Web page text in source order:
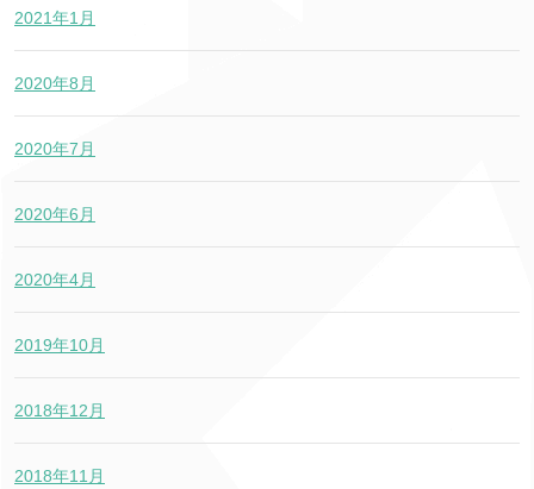
2021年1月
2020年8月
2020年7月
2020年6月
2020年4月
2019年10月
2018年12月
2018年11月